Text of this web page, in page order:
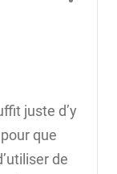
juste d’y
que
de